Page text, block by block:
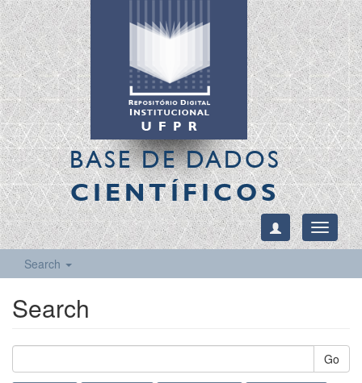
BASE DE DADOS
CIENTÍFICOS
Toggle
Search
Search
Go